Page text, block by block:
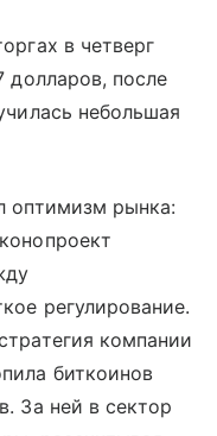
в четверг
долларов, после
небольшая
оптимизм рынка:
регулирование.
компании
биткоинов
За ней в сектор